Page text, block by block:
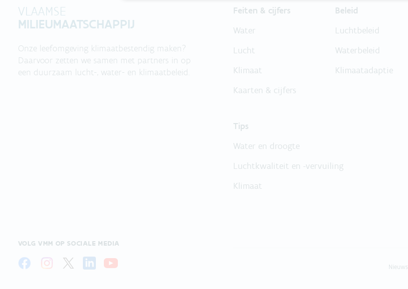
VLAAMSE
MILIEUMAATSCHAPPIJ
Onze leefomgeving klimaatbestendig maken?
Daarvoor zetten we samen met partners in op
een duurzaam lucht-, water- en klimaatbeleid.
VOLG VMM OP SOCIALE MEDIA
Feiten & cijfers
Water
Lucht
Klimaat
Kaarten & cijfers
Beleid
Luchtbeleid
Waterbeleid
Klimaatadaptie
Tips
Water en droogte
Luchtkwaliteit en -vervuiling
Klimaat
Nieuws